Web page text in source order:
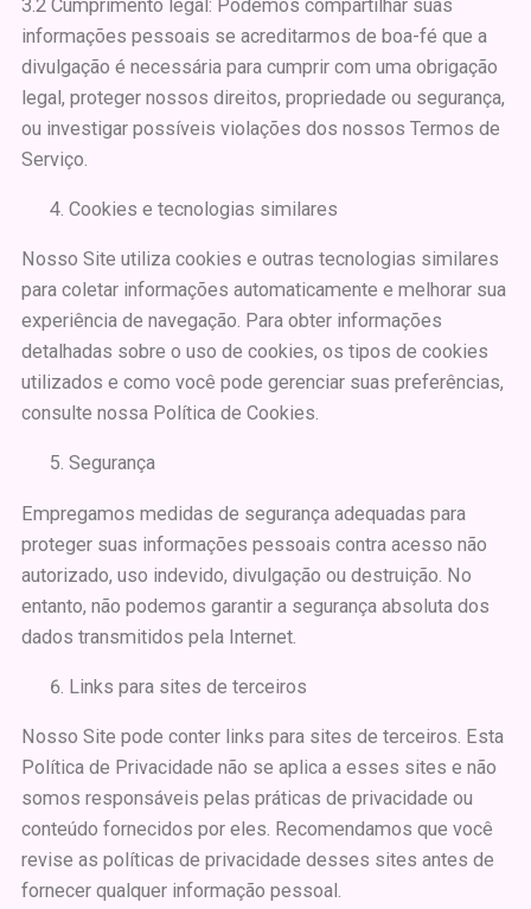
3.2 Cumprimento legal: Podemos compartilhar suas
informações pessoais se acreditarmos de boa-fé que a
divulgação é necessária para cumprir com uma obrigação
legal, proteger nossos direitos, propriedade ou segurança,
ou investigar possíveis violações dos nossos Termos de
Serviço.
Cookies e tecnologias similares
Nosso Site utiliza cookies e outras tecnologias similares
para coletar informações automaticamente e melhorar sua
experiência de navegação. Para obter informações
detalhadas sobre o uso de cookies, os tipos de cookies
utilizados e como você pode gerenciar suas preferências,
consulte nossa Política de Cookies.
Segurança
Empregamos medidas de segurança adequadas para
proteger suas informações pessoais contra acesso não
autorizado, uso indevido, divulgação ou destruição. No
entanto, não podemos garantir a segurança absoluta dos
dados transmitidos pela Internet.
Links para sites de terceiros
Nosso Site pode conter links para sites de terceiros. Esta
Política de Privacidade não se aplica a esses sites e não
somos responsáveis pelas práticas de privacidade ou
conteúdo fornecidos por eles. Recomendamos que você
revise as políticas de privacidade desses sites antes de
fornecer qualquer informação pessoal.